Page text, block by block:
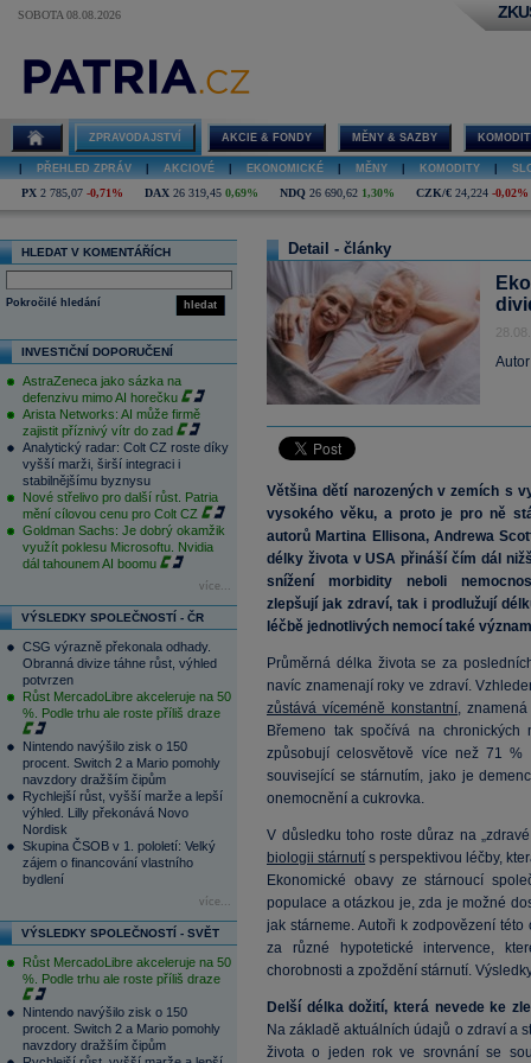
SOBOTA 08.08.2026
ZPRAVODAJSTVÍ AKCIE & FONDY MĚNY & SAZBY
PŘEHLED ZPRÁV AKCIOVÉ EKONOMICKÉ MĚNY KOMODITY
PX 2 785,07 -0,71% DAX 26 319,45 0,69% NDQ 26 690,62 1,30% CZK/€ 24,224 -0,02%
HLEDAT V KOMENTÁŘÍCH
hledat
Pokročilé hledání
INVESTIČNÍ DOPORUČENÍ
AstraZeneca jako sázka na
defenzivu mimo AI horečku
Arista Networks: AI může firmě
zajistit příznivý vítr do zad
Analytický radar: Colt CZ roste díky
vyšší marži, širší integraci i
stabilnějšímu byznysu
Nové střelivo pro další růst. Patria
mění cílovou cenu pro Colt CZ
Goldman Sachs: Je dobrý okamžik
využít poklesu Microsoftu. Nvidia
dál tahounem AI boomu
více...
VÝSLEDKY SPOLEČNOSTÍ - ČR
CSG výrazně překonala odhady.
Obranná divize táhne růst, výhled
potvrzen
Růst MercadoLibre akceleruje na 50
%. Podle trhu ale roste příliš draze
Nintendo navýšilo zisk o 150
procent. Switch 2 a Mario pomohly
navzdory dražším čipům
Rychlejší růst, vyšší marže a lepší
výhled. Lilly překonává Novo
Nordisk
Skupina ČSOB v 1. pololetí: Velký
zájem o financování vlastního
bydlení
více...
VÝSLEDKY SPOLEČNOSTÍ - SVĚT
Růst MercadoLibre akceleruje na 50
%. Podle trhu ale roste příliš draze
Nintendo navýšilo zisk o 150
procent. Switch 2 a Mario pomohly
navzdory dražším čipům
Detail - články
Většina dětí narozených v zemích s
vysokého věku, a proto je pro ně
autorů Martina Ellisona, Andrewa
délky života v USA přináší čím dál
snížení morbidity neboli
zlepšují jak zdraví, tak i prodlužují
léčbě jednotlivých nemocí také
Průměrná délka života se za
navíc znamenají roky ve zdraví.
zůstává víceméně konstantní,
Břemeno tak spočívá na chronických
způsobují celosvětově více než 71 %
související se stárnutím, jako je
onemocnění a cukrovka.
V důsledku toho roste důraz na
biologii stárnutí s perspektivou léčby,
Ekonomické obavy ze stárnoucí
populace a otázkou je, zda je možné
jak stárneme. Autoři k zodpovězení
za různé hypotetické intervence,
chorobnosti a zpoždění stárnutí.
Delší délka dožití, která nevede ke
Na základě aktuálních údajů o zdraví a
života o jeden rok ve srovnání se